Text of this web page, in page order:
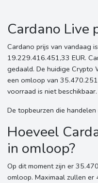
Cardano Live
Cardano prijs van vandaag
19.229.416.451,33 EUR.
gedaald. De huidige Crypto
een omloop van
voorraad is niet beschikbaar.
De topbeurzen die
Hoeveel
in omloop?
Op dit moment zijn er
omloop. Maximaal zullen